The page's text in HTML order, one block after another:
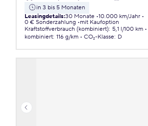
in 3 bis 5 Monaten
Leasingdetails:30 Monate 10.000 km/Jahr
0 € Sonderzahlung
mit Kaufoption
Kraftstoffverbrauch (kombiniert): 5,1 l/100 km
kombiniert: 116 g/km CO₂-Klasse: D